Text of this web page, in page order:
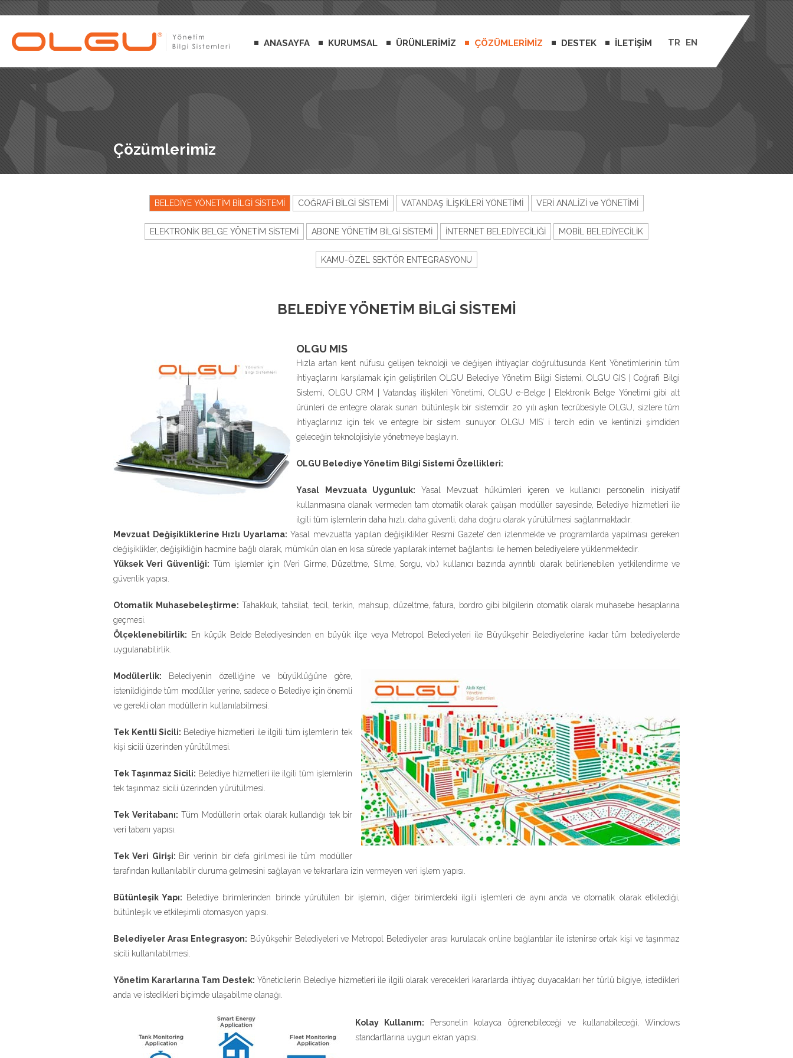
TR EN
ANASAYFA KURUMSAL ÜRÜNLERİMİZ ÇÖZÜMLERİMİZ DESTEK İLETİŞİM
Çözümlerimiz
BELEDİYE YÖNETİM BİLGİ SİSTEMİ COĞRAFİ BİLGİ SİSTEMİ VATANDAŞ İLİŞKİLERİ YÖNETİMİ VERİ ANALİZİ ve YÖNETİMİ
ELEKTRONİK BELGE YÖNETİM SİSTEMİ ABONE YÖNETİM BİLGİ SİSTEMİ İNTERNET BELEDİYECİLİĞİ MOBİL BELEDİYECİLİK
KAMU-ÖZEL SEKTÖR ENTEGRASYONU
BELEDİYE YÖNETİM BİLGİ SİSTEMİ
OLGU MIS
Hızla artan kent nüfusu gelişen teknoloji ve değişen ihtiyaçlar doğrultusunda Kent Yönetimlerinin tüm
ihtiyaçlarını karşılamak için geliştirilen OLGU Belediye Yönetim Bilgi Sistemi, OLGU GIS | Coğrafi Bilgi
Sistemi, OLGU CRM | Vatandaş ilişkileri Yönetimi, OLGU e-Belge | Elektronik Belge Yönetimi gibi alt
ürünleri de entegre olarak sunan bütünleşik bir sistemdir. 20 yılı aşkın tecrübesiyle OLGU, sizlere tüm
ihtiyaçlarınız için tek ve entegre bir sistem sunuyor. OLGU MIS’ i tercih edin ve kentinizi şimdiden
geleceğin teknolojisiyle yönetmeye başlayın.
OLGU Belediye Yönetim Bilgi Sistemi Özellikleri:
Yasal Mevzuata Uygunluk: Yasal Mevzuat hükümleri içeren ve kullanıcı personelin inisiyatif
kullanmasına olanak vermeden tam otomatik olarak çalışan modüller sayesinde, Belediye hizmetleri ile
ilgili tüm işlemlerin daha hızlı, daha güvenli, daha doğru olarak yürütülmesi sağlanmaktadır.
Mevzuat Değişikliklerine Hızlı Uyarlama: Yasal mevzuatta yapılan değişiklikler Resmi Gazete’ den izlenmekte ve programlarda yapılması gereken
değişiklikler, değişikliğin hacmine bağlı olarak, mümkün olan en kısa sürede yapılarak internet bağlantısı ile hemen belediyelere yüklenmektedir.
Yüksek Veri Güvenliği: Tüm işlemler için (Veri Girme, Düzeltme, Silme, Sorgu, vb.) kullanıcı bazında ayrıntılı olarak belirlenebilen yetkilendirme ve
güvenlik yapısı.
Otomatik Muhasebeleştirme: Tahakkuk, tahsilat, tecil, terkin, mahsup, düzeltme, fatura, bordro gibi bilgilerin otomatik olarak muhasebe hesaplarına
geçmesi.
Ölçeklenebilirlik: En küçük Belde Belediyesinden en büyük ilçe veya Metropol Belediyeleri ile Büyükşehir Belediyelerine kadar tüm belediyelerde
uygulanabilirlik.
Modülerlik:
Belediyenin özelliğine ve büyüklüğüne göre,
istenildiğinde tüm modüller yerine, sadece o Belediye için önemli
ve gerekli olan modüllerin kullanılabilmesi.
Tek Kentli Sicili: Belediye hizmetleri ile ilgili tüm işlemlerin tek
kişi sicili üzerinden yürütülmesi.
Tek Taşınmaz Sicili: Belediye hizmetleri ile ilgili tüm işlemlerin
tek taşınmaz sicili üzerinden yürütülmesi.
Tek Veritabanı: Tüm Modüllerin ortak olarak kullandığı tek bir
veri tabanı yapısı.
Tek Veri Girişi: Bir verinin bir defa girilmesi ile tüm modüller
tarafından kullanılabilir duruma gelmesini sağlayan ve tekrarlara izin vermeyen veri işlem yapısı.
Bütünleşik Yapı:
Belediye birimlerinden birinde yürütülen bir işlemin, diğer birimlerdeki ilgili işlemleri de aynı anda ve otomatik olarak etkilediği,
bütünleşik ve etkileşimli otomasyon yapısı.
Belediyeler Arası Entegrasyon: Büyükşehir Belediyeleri ve Metropol Belediyeler arası kurulacak online bağlantılar ile istenirse ortak kişi ve taşınmaz
sicili kullanılabilmesi.
Yönetim Kararlarına Tam Destek: Yöneticilerin Belediye hizmetleri ile ilgili olarak verecekleri kararlarda ihtiyaç duyacakları her türlü bilgiye, istedikleri
anda ve istedikleri biçimde ulaşabilme olanağı.
Kolay Kullanım:
Personelin kolayca öğrenebileceği ve kullanabileceği, Windows
standartlarına uygun ekran yapısı.